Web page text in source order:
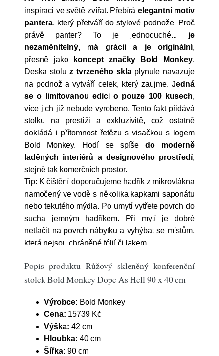
inspiraci ve světě zvířat. Přebírá elegantní motiv
pantera, který přetváří do stylové podnože. Proč
právě panter? To je jednoduché... je
nezaměnitelný, má grácii a je originální,
přesně jakokoncept značky Bold Monkey.
Deska stolu z tvrzeného skla plynule navazuje
na podnož a vytváří celek, který zaujme. Jedná
se o limitovanou edici o pouze 100 kusech,
více jich již nebude vyrobeno. Tento fakt přidává
stolku na prestiži a exkluzivitě, což ostatně
dokládá i přítomnost řetězu s visačkou s logem
Bold Monkey. Hodí se spíše do moderně
laděných interiérů a designového prostředí,
stejně tak komerčních prostor.
Tip: K čištění doporučujeme hadřík z mikrovlákna
namočený ve vodě s několika kapkami saponátu
nebo tekutého mýdla. Po umytí vytřete povrch do
sucha jemným hadříkem. Při mytí je dobré
netlačit na povrch nábytku a vyhýbat se místům,
která nejsou chráněné fólií či lakem.
Popis produktu Růžový skleněný konferenční
stolek Bold Monkey Dope As Hell 90 x 40 cm
Výrobce: Bold Monkey
Cena: 15739 Kč
Výška: 42 cm
Hloubka: 40 cm
Šířka: 90 cm